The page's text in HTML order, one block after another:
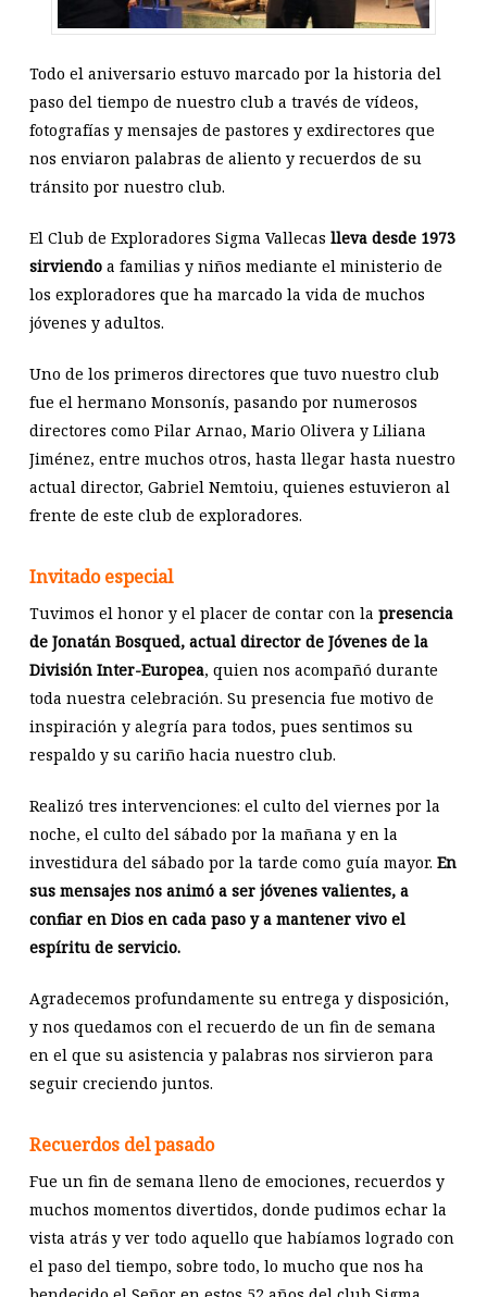
Todo el aniversario estuvo marcado por la historia del
paso del tiempo de nuestro club a través de vídeos,
fotografías y mensajes de pastores y exdirectores que
nos enviaron palabras de aliento y recuerdos de su
tránsito por nuestro club.
El Club de Exploradores Sigma Vallecas lleva desde 1973
sirviendoa familias y niños mediante el ministerio de
los exploradores que ha marcado la vida de muchos
jóvenes y adultos.
Uno de los primeros directores que tuvo nuestro club
fue el hermano Monsonís, pasando por numerosos
directores como Pilar Arnao, Mario Olivera y Liliana
Jiménez, entre muchos otros, hasta llegar hasta nuestro
actual director, Gabriel Nemtoiu, quienes estuvieron al
frente de este club de exploradores.
Invitado especial
Tuvimos el honor y el placer de contar con la presencia
de Jonatán Bosqued, actual director de Jóvenes de la
División Inter-Europea, quien nos acompañó durante
toda nuestra celebración. Su presencia fue motivo de
inspiración y alegría para todos, pues sentimos su
respaldo y su cariño hacia nuestro club.
Realizó tres intervenciones: el culto del viernes por la
noche, el culto del sábado por la mañana y en la
investidura del sábado por la tarde como guía mayor. En
sus mensajes nos animó a ser jóvenes valientes, a
confiar en Dios en cada paso y a mantener vivo el
espíritu de servicio.
Agradecemos profundamente su entrega y disposición,
y nos quedamos con el recuerdo de un fin de semana
en el que su asistencia y palabras nos sirvieron para
seguir creciendo juntos.
Recuerdos del pasado
Fue un fin de semana lleno de emociones, recuerdos y
muchos momentos divertidos, donde pudimos echar la
vista atrás y ver todo aquello que habíamos logrado con
el paso del tiempo, sobre todo, lo mucho que nos ha